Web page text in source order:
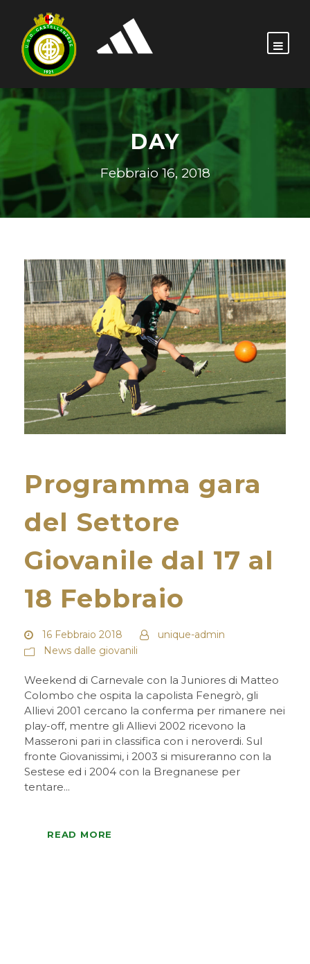
DAY
Febbraio 16, 2018
Programma gara
del Settore
Giovanile dal 17 al
18 Febbraio
16 Febbraio 2018
unique-admin
News dalle giovanili
Weekend di Carnevale con la Juniores di Matteo
Colombo che ospita la capolista Fenegrò, gli
Allievi 2001 cercano la conferma per rimanere nei
play-off, mentre gli Allievi 2002 ricevono la
Masseroni pari in classifica con i neroverdi. Sul
fronte Giovanissimi, i 2003 si misureranno con la
Sestese ed i 2004 con la Bregnanese per
tentare...
READ MORE